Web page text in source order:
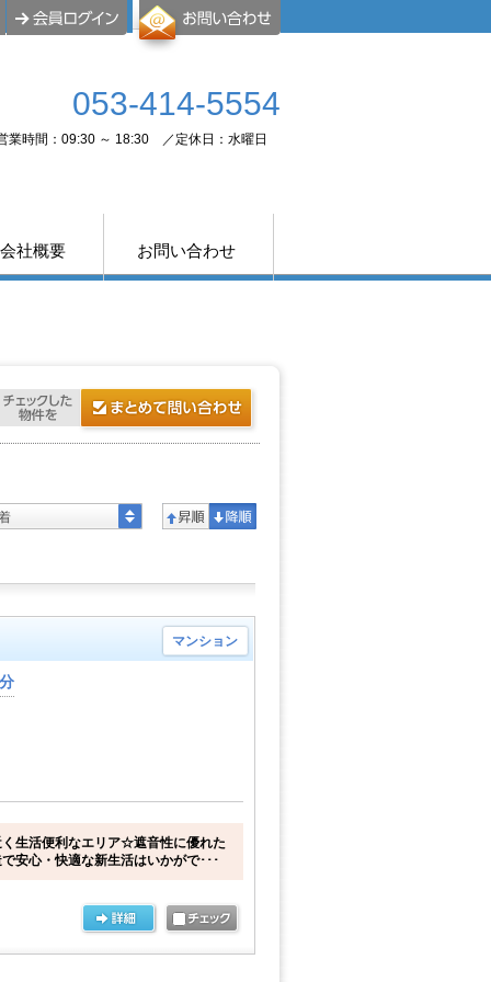
053-414-5554
業時間：09:30 ～ 18:30 ／定休日：水曜日
会社概要 お問い合わせ
マンション
生活便利なエリア☆遮音性に優れた
安心・快適な新生活はいかがで･･･